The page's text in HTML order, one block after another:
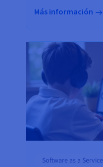
Más información
Software as a Service